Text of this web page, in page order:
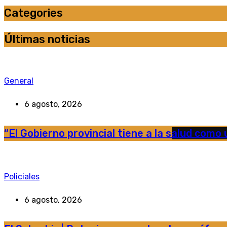
Categories
Últimas noticias
General
6 agosto, 2026
“El Gobierno provincial tiene a la salud
Policiales
6 agosto, 2026